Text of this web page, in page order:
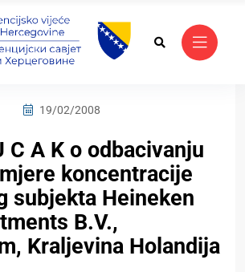
19/02/2008
C A K o odbacivanju
koncentracije
subjekta Heineken
B.V.,
Kraljevina Holandija